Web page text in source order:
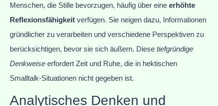
Menschen, die Stille bevorzugen, häufig über eine erhöhte
Reflexionsfähigkeit verfügen. Sie neigen dazu, Informationen
gründlicher zu verarbeiten und verschiedene Perspektiven zu
berücksichtigen, bevor sie sich äußern. Diese tiefgründige
Denkweise erfordert Zeit und Ruhe, die in hektischen
Smalltalk-Situationen nicht gegeben ist.
Analytisches Denken und